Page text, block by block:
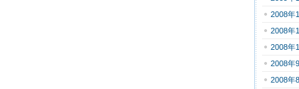
2008年
2008年
2008年
2008年
2008年